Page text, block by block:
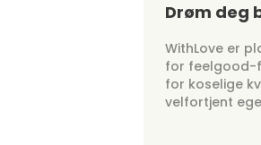
Drøm deg
WithLove er
for feelgood-
for koselige
velfortjent